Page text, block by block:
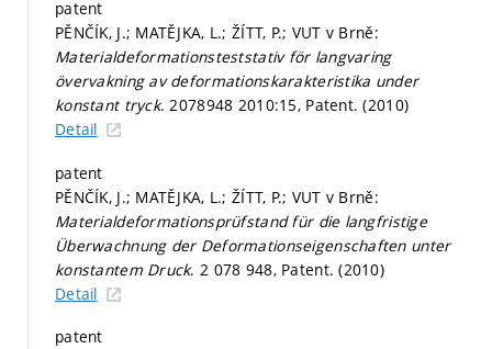
patent
PĚNČÍK, J.; MATĚJKA, L.; ŽÍTT, P.; VUT v Brně:
Materialdeformationsteststativ för langvaring
övervakning av deformationskarakteristika under
konstant tryck. 2078948 2010:15, Patent. (2010)
Detail
patent
PĚNČÍK, J.; MATĚJKA, L.; ŽÍTT, P.; VUT v Brně:
Materialdeformationsprüfstand für die langfristige
Überwachnung der Deformationseigenschaften unter
konstantem Druck. 2 078 948, Patent. (2010)
Detail
patent